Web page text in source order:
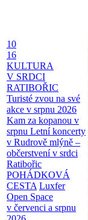
10
16
KULTURA
V SRDCI
RATIBOŘIC
Turisté zvou na své
akce v srpnu 2026
Kam za kopanou v
srpnu Letní koncerty
v Rudrově mlýně –
občerstvení v srdci
Ratibořic
POHÁDKOVÁ
CESTA Luxfer
Open Space
v červenci a srpnu